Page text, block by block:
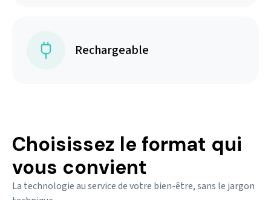
Rechargeable
Choisissez le format qui
vous convient
La technologie au service de votre bien-être, sans le jargon